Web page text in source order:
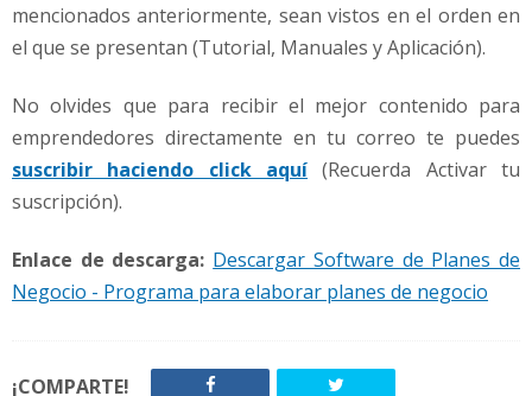
mencionados anteriormente, sean vistos en el orden en
el que se presentan (Tutorial, Manuales y Aplicación).
No olvides que para recibir el mejor contenido para
emprendedores directamente en tu correo te puedes
suscribir haciendo click aquí (Recuerda Activar tu
suscripción).
Enlace de descarga: Descargar Software de Planes de
Negocio - Programa para elaborar planes de negocio
¡COMPARTE!